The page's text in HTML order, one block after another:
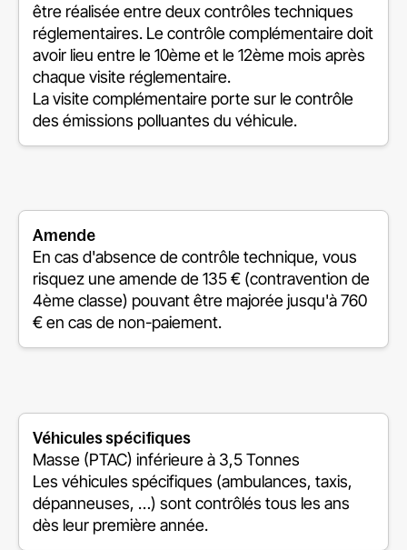
être réalisée entre deux contrôles techniques
réglementaires. Le contrôle complémentaire doit
avoir lieu entre le 10ème et le 12ème mois après
chaque visite réglementaire.
La visite complémentaire porte sur le contrôle
des émissions polluantes du véhicule.
Amende
En cas d'absence de contrôle technique, vous
risquez une amende de 135 € (contravention de
4ème classe) pouvant être majorée jusqu'à 760
€ en cas de non-paiement.
Véhicules spécifiques
Masse (PTAC) inférieure à 3,5 Tonnes
Les véhicules spécifiques (ambulances, taxis,
dépanneuses, …) sont contrôlés tous les ans
dès leur première année.